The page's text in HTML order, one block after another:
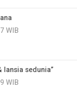
WIB
lansia sedunia”
WIB